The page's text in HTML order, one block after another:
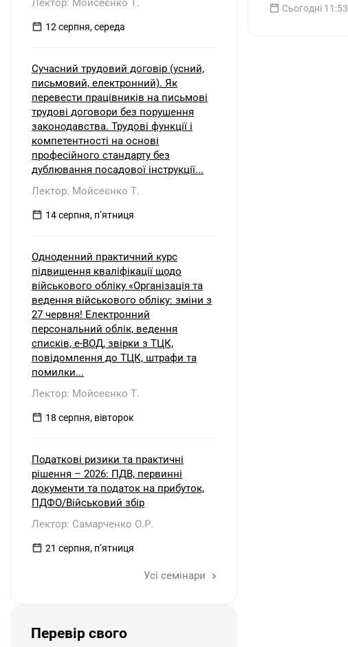
Сьогодні 11:53
Лектор: Мойсеєнко Т.
12 серпня, середа
Сучасний трудовий договір (усний,
письмовий, електронний). Як
перевести працівників на письмові
трудові договори без порушення
законодавства. Трудові функції і
компетентності на основі
професійного стандарту без
дублювання посадової інструкції...
Лектор: Мойсеєнко Т.
14 серпня, пʼятниця
Одноденний практичний курс
підвищення кваліфікації щодо
військового обліку «Організація та
ведення військового обліку: зміни з
27 червня! Електронний
персональний облік, ведення
списків, е-ВОД, звірки з ТЦК,
повідомлення до ТЦК, штрафи та
помилки...
Лектор: Мойсеєнко Т.
18 серпня, вівторок
Податкові ризики та практичні
рішення – 2026: ПДВ, первинні
документи та податок на прибуток,
ПДФО/Військовий збір
Лектор: Самарченко О.Р.
21 серпня, пʼятниця
Усі семінари
Перевір свого